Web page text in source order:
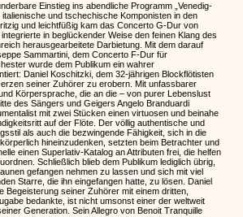
Einstieg ins abendliche Programm „Venedig-
und tschechische Komponisten in den
und leichtfüßig kam das Concerto G-Dur von
in beglückender Weise den feinen Klang des
herausgearbeitete Darbietung. Mit dem darauf
Sammartini, dem Concerto F-Dur für
wurde dem Publikum ein wahrer
Daniel Koschitzki, dem 32-jährigen Blockflötisten
seiner Zuhörer zu erobern. Mit unfassbarer
Körpersprache, die an die – von purer Lebenslust
des Sängers und Geigers Angelo Branduardi
mit zwei Stücken einen virtuosen und beinahe
auf der Flöte. Der völlig authentische und
als auch die bezwingende Fähigkeit, sich in die
hineinzudenken, setzten beim Betrachter und
einen Superlativ-Katalog an Attributen frei, die helfen
Schließlich blieb dem Publikum lediglich übrig,
gefangen nehmen zu lassen und sich mit viel
Starre, die ihn eingefangen hatte, zu lösen. Daniel
Begeisterung seiner Zuhörer mit einem dritten,
bedankte, ist nicht umsonst einer der weltweit
Generation. Sein Allegro von Benoit Tranquille